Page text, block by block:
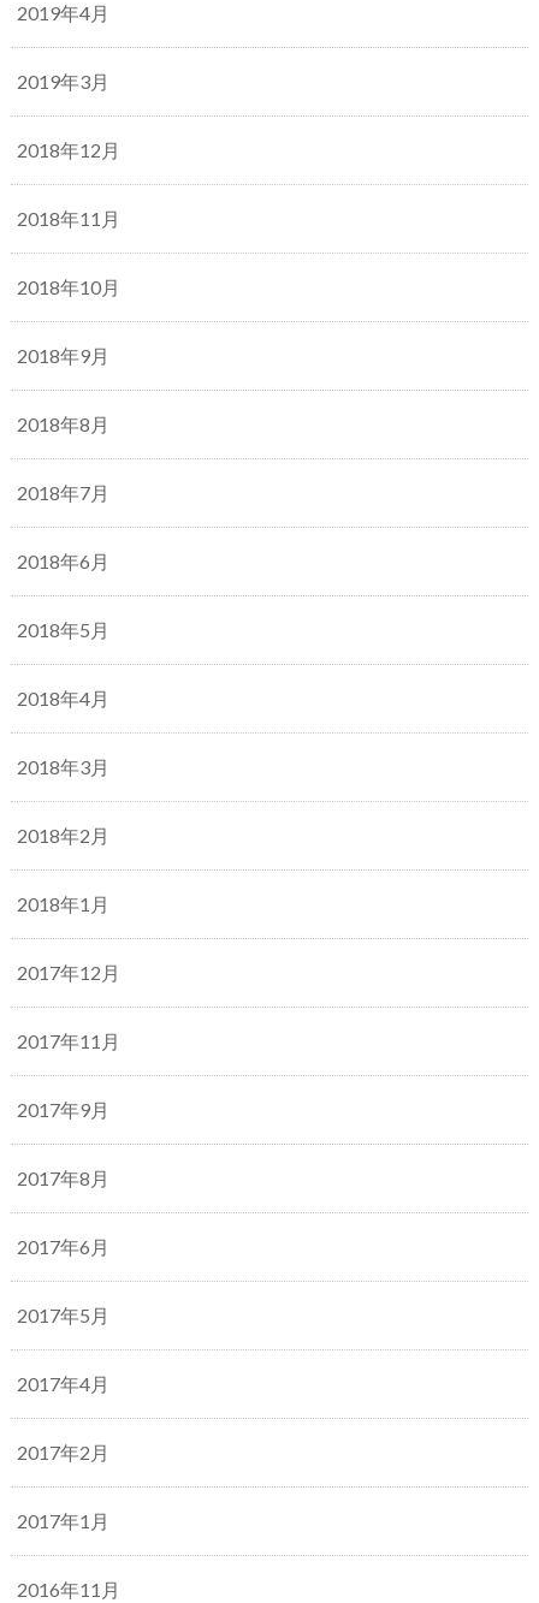
2019年4月
2019年3月
2018年12月
2018年11月
2018年10月
2018年9月
2018年8月
2018年7月
2018年6月
2018年5月
2018年4月
2018年3月
2018年2月
2018年1月
2017年12月
2017年11月
2017年9月
2017年8月
2017年6月
2017年5月
2017年4月
2017年2月
2017年1月
2016年11月